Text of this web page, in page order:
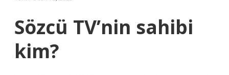
Sözcü TV’nin sahibi
kim?